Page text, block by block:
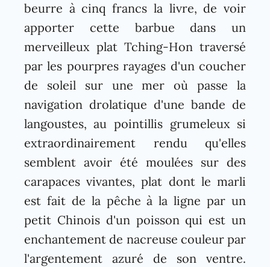
beurre à cinq francs la livre, de voir
apporter cette barbue dans un
merveilleux plat Tching-Hon traversé
par les pourpres rayages d'un coucher
de soleil sur une mer où passe la
navigation drolatique d'une bande de
langoustes, au pointillis grumeleux si
extraordinairement rendu qu'elles
semblent avoir été moulées sur des
carapaces vivantes, plat dont le marli
est fait de la pêche à la ligne par un
petit Chinois d'un poisson qui est un
enchantement de nacreuse couleur par
l'argentement azuré de son ventre.